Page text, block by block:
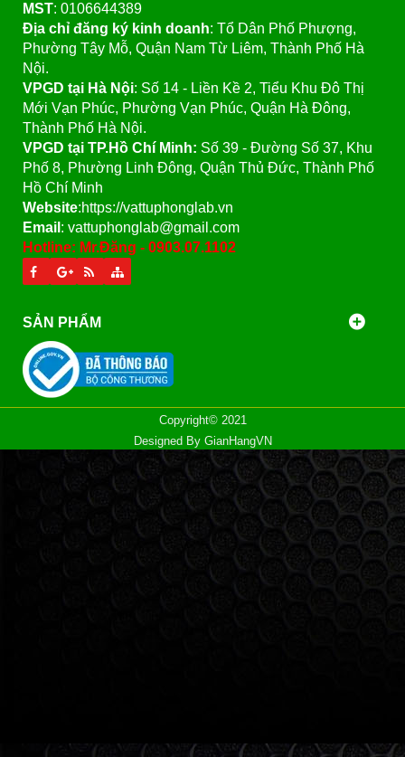
MST: 0106644389
Địa chỉ đăng ký kinh doanh: Tổ Dân Phố Phượng,
Phường Tây Mỗ, Quận Nam Từ Liêm, Thành Phố Hà
Nội.
VPGD tại Hà Nội: Số 14 - Liền Kề 2, Tiểu Khu Đô Thị
Mới Vạn Phúc, Phường Vạn Phúc, Quận Hà Đông,
Thành Phố Hà Nội.
VPGD tại TP.Hồ Chí Minh: Số 39 - Đường Số 37, Khu
Phố 8, Phường Linh Đông, Quận Thủ Đức, Thành Phố
Hồ Chí Minh
Website:https://vattuphonglab.vn
Email : vattuphonglab@gmail.com
Hotline: Mr.Đăng - 0903.07.1102
SẢN PHẨM
Copyright© 2021
Designed By GianHangVN